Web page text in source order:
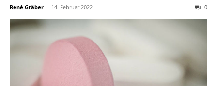
René Gräber - 14. Februar 2022 0